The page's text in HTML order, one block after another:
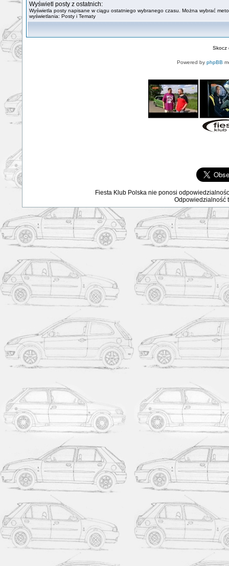
Wyświetl posty z ostatnich:
Wyświetla posty napisane w ciągu ostatniego wybranego czasu. Można wybrać
wyświetlania: Posty i Tematy
Powered by phpBB
Fiesta Klub Polska nie ponosi
Odpowiedzialność